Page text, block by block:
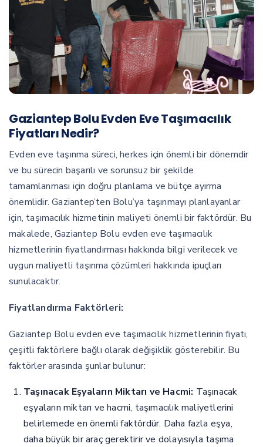
Gaziantep Bolu Evden Eve Taşımacılık
Fiyatları Nedir?
Evden eve taşınma süreci, herkes için önemli bir dönemdir
ve bu sürecin başarılı ve sorunsuz bir şekilde
tamamlanması için doğru planlama ve bütçe ayırma
önemlidir. Gaziantep’ten Bolu’ya taşınmayı planlayanlar
için, taşımacılık hizmetinin maliyeti önemli bir faktördür. Bu
makalede, Gaziantep Bolu evden eve taşımacılık
hizmetlerinin fiyatlandırması hakkında bilgi verilecek ve
uygun maliyetli taşınma çözümleri hakkında ipuçları
sunulacaktır.
Fiyatlandırma Faktörleri:
Gaziantep Bolu evden eve taşımacılık hizmetlerinin fiyatı,
çeşitli faktörlere bağlı olarak değişiklik gösterebilir. Bu
faktörler arasında şunlar bulunur:
Taşınacak Eşyaların Miktarı ve Hacmi: Taşınacak
eşyaların miktarı ve hacmi, taşımacılık maliyetlerini
belirlemede en önemli faktördür. Daha fazla eşya,
daha büyük bir araç gerektirir ve dolayısıyla taşıma